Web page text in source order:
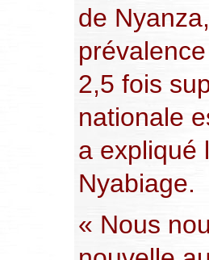
de
2,5 fois
nationale
a expliqué
Nyabiage.
« Nous